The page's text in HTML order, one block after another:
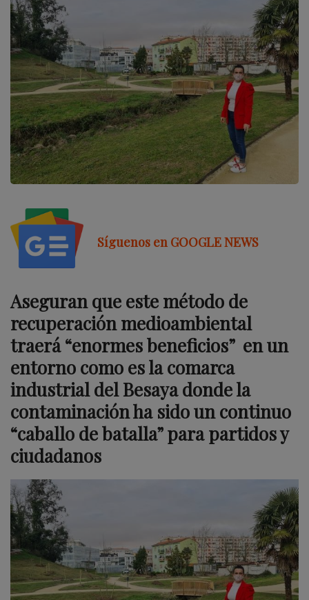
Síguenos en GOOGLE NEWS
Aseguran que este método de
recuperación medioambiental
traerá “enormes beneficios” en un
entorno como es la comarca
industrial del Besaya donde la
contaminación ha sido un continuo
“caballo de batalla” para partidos y
ciudadanos